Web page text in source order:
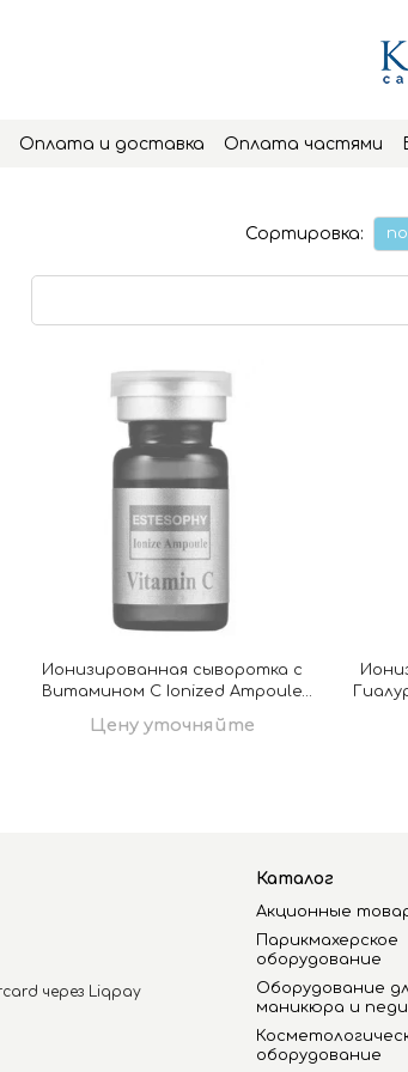
Оплата и доставка Оплата частями
Сортировка:
Ионизированная сыворотка с
Витамином С Ionized Ampoule
Цену уточняйте
Каталог
Акционные
Парикмахерское
оборудование
Оборудование
маникюра и
оборудование